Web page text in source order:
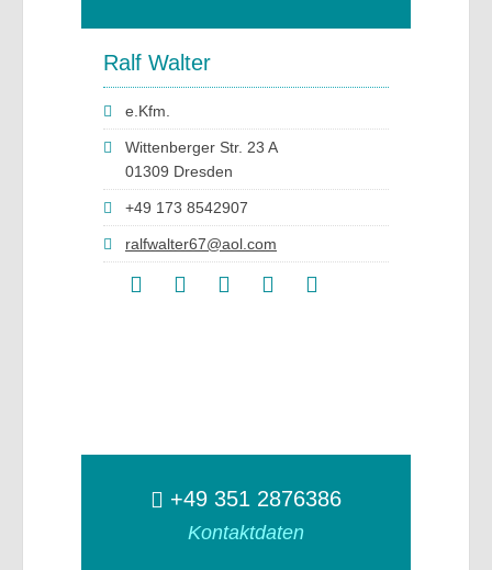
Ralf Walter
e.Kfm.
Wittenberger Str. 23 A
01309 Dresden
+49 173 8542907
ralfwalter67@aol.com
+49 351 2876386
Kontaktdaten